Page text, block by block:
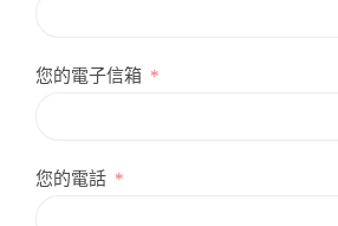
您的電子信箱
您的電話